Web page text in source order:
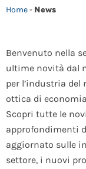
Home- News
Benvenuto nella
ultime novità dal
per l’industria
ottica di
Scopri tutte le
approfondimenti
aggiornato sulle
settore, i nuovi